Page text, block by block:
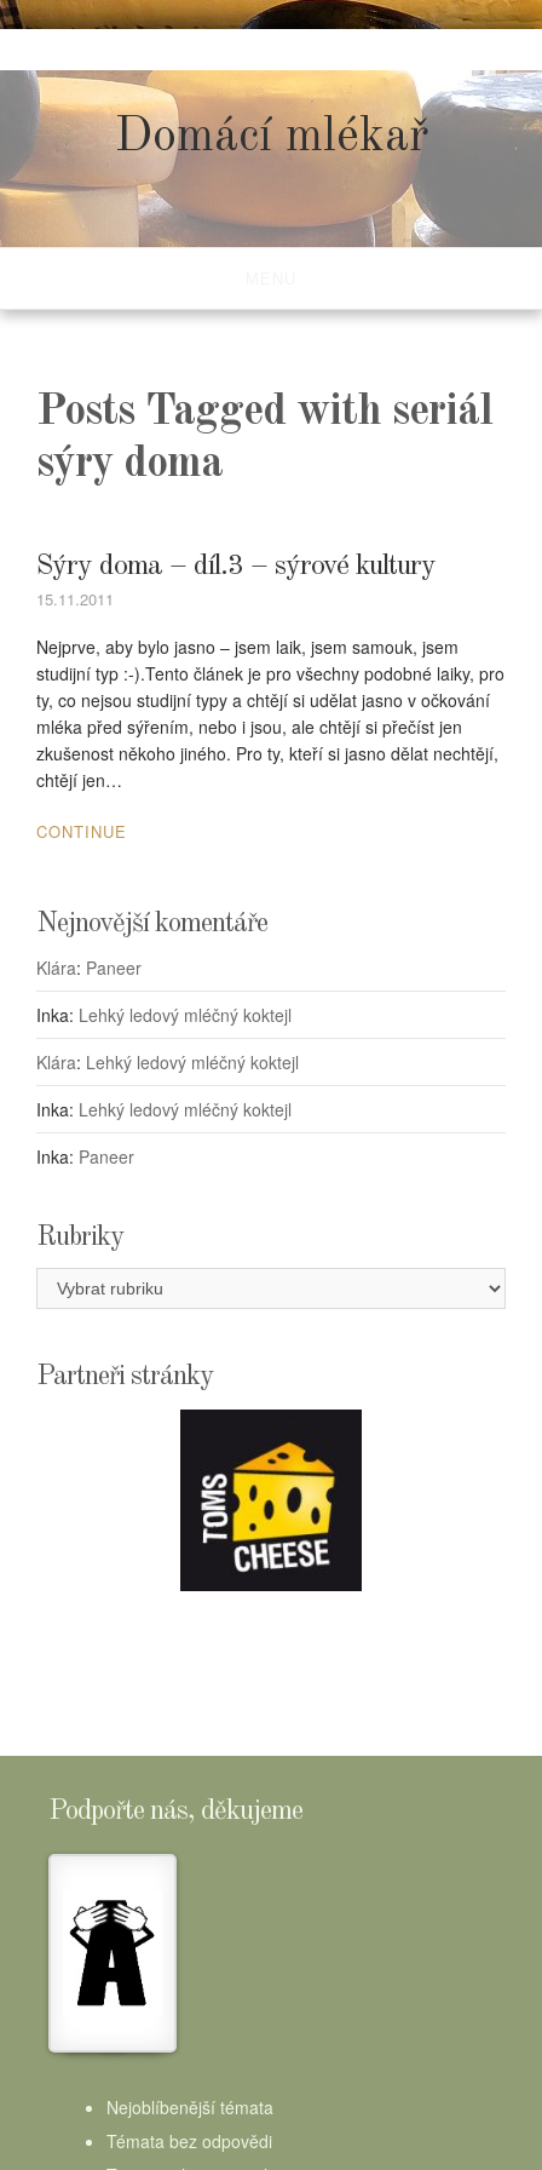
to
content
Domácí mlékař
Posts Tagged with seriál
sýry doma
Sýry doma – díl.3 – sýrové kultury
15.11.2011
Nejprve, aby bylo jasno – jsem laik, jsem samouk, jsem
studijní typ :-).Tento článek je pro všechny podobné laiky, pro
ty, co nejsou studijní typy a chtějí si udělat jasno v očkování
mléka před sýřením, nebo i jsou, ale chtějí si přečíst jen
zkušenost někoho jiného. Pro ty, kteří si jasno dělat nechtějí,
chtějí jen…
CONTINUE
Nejnovější komentáře
Klára: Paneer
Inka: Lehký ledový mléčný koktejl
Klára: Lehký ledový mléčný koktejl
Inka: Lehký ledový mléčný koktejl
Inka: Paneer
Rubriky
Rubriky
Partneři stránky
Podpořte nás, děkujeme
Nejoblíbenější témata
Témata bez odpovědi